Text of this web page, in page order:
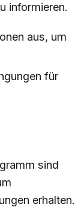
informieren.
aus, um
für
sind
erhalten.